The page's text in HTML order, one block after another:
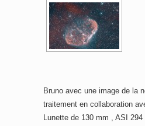
Bruno avec une image de la
traitement en collaboration
Lunette de 130 mm , ASI